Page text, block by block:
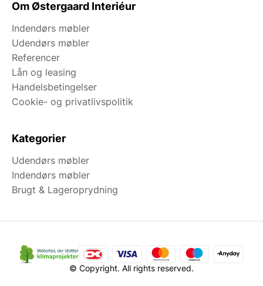
Om Østergaard Interiéur
Indendørs møbler
Udendørs møbler
Referencer
Lån og leasing
Handelsbetingelser
Cookie- og privatlivspolitik
Kategorier
Udendørs møbler
Indendørs møbler
Brugt & Lageroprydning
© Copyright. All rights reserved.